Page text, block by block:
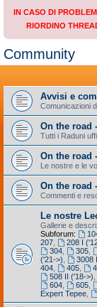
IN CASO DI
RIORDINO
Community
Avvisi e
Comunicazioni
On the road
Tutti i Raduni
On the road
Le nostre e le
On the road
Commenti e
Le nostre
Gallerie e
Subforum:
207
208 I
304, 305,
('21->)
3008
404
405,
508 II ('18->)
604, 605,
Expert Tepee